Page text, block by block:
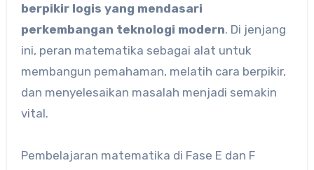
berpikir logis yang mendasari
perkembangan teknologi modern. Di jenjang
ini, peran matematika sebagai alat untuk
membangun pemahaman, melatih cara berpikir,
dan menyelesaikan masalah menjadi semakin
vital.
Pembelajaran matematika di Fase E dan F